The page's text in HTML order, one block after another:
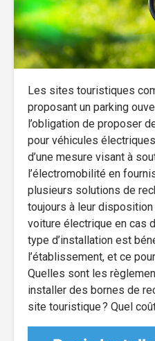
Les sites touristiques
proposant un parking
l’obligation de proposer
pour véhicules
d’une mesure visant à
l’électromobilité en
plusieurs solutions de
toujours à leur
voiture électrique en cas
type d’installation est
l’établissement, et ce
Quelles sont les
installer des bornes de
site touristique ? Quel